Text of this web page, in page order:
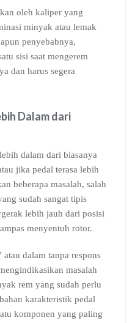
oleh kaliper yang
minyak atau lemak
penyebabnya,
sisi saat mengerem
dan harus segera
Dalam dari
dalam dari biasanya
jika pedal terasa lebih
beberapa masalah, salah
sudah sangat tipis
lebih jauh dari posisi
menyentuh rotor.
dalam tanpa respons
masalah
rem yang sudah perlu
karakteristik pedal
komponen yang paling